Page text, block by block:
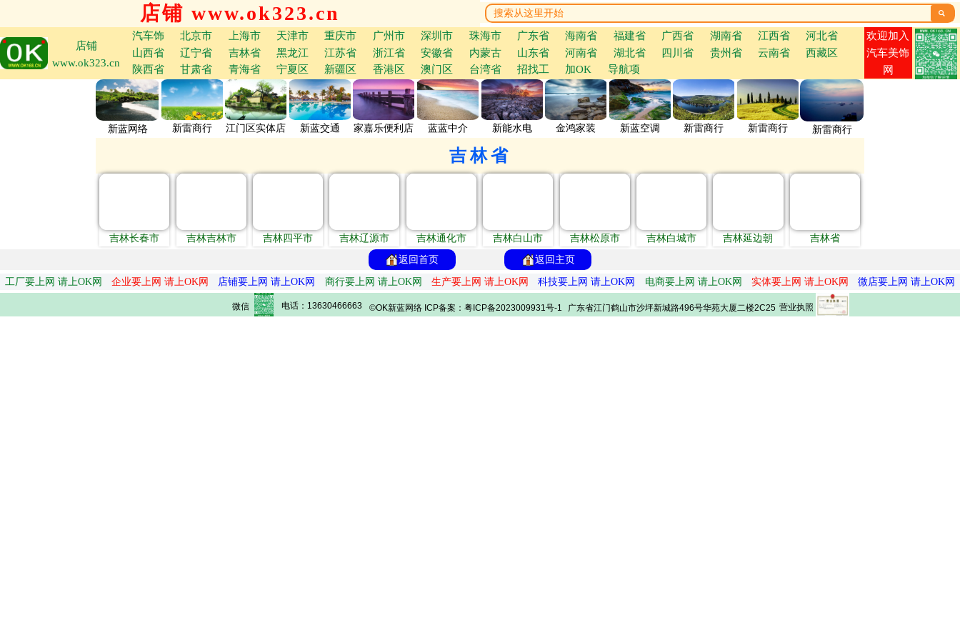
店铺 www.ok323.cn 
店铺
www.ok323.cn
汽车饰 北京市 上海市 天津市 重庆市 广州市 深圳市 珠海市 广东省 海南省 福建省 广西省 湖南省 江西省
河北省
山西省
辽宁省 吉林省 黑龙江 江苏省 浙江省 安徽省 内蒙古 山东省 河南省 湖北省 四川省 贵州省 云南省
西藏区
陕西省
甘肃省 青海省 宁夏区 新疆区 香港区 澳门区 台湾省 招找工 加OK 导航项
欢迎加入
汽车美饰
网
新蓝网络 新雷商行 江门区实体店 新蓝交通 家嘉乐便利店 蓝蓝中介 新能水电 金鸿家装 新蓝空调 新雷商行 新雷商行 新雷商行
吉林省
吉林长春市 吉林吉林市 吉林四平市 吉林辽源市 吉林通化市 吉林白山市 吉林松原市 吉林白城市 吉林延边朝
吉林省
返回首页
返回主页
工厂要上网 请上OK网
企业要上网 请上OK网 店铺要上网 请上OK网 商行要上网 请上OK网 生产要上网 请上OK网 科技要上网 请上OK网 电商要上网 请上OK网 实体要上网 请上OK网 微店要上网 请上OK网
微信 电话：13630466663 ©OK新蓝网络 ICP备案：粤ICP备2023009931号-1 广东省江门鹤山市沙坪新城路496号华苑大厦二楼2C25 营业执照